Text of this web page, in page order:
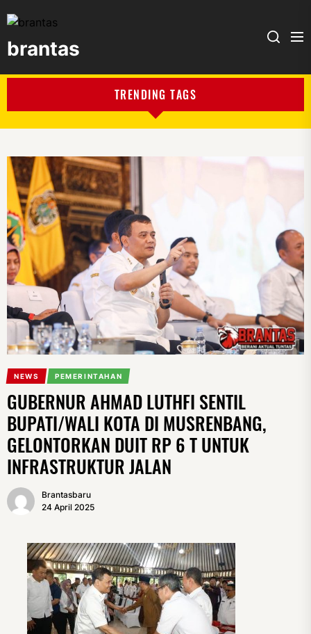
brantas
TRENDING TAGS
NEWS PEMERINTAHAN
GUBERNUR AHMAD LUTHFI SENTIL
BUPATI/WALI KOTA DI MUSRENBANG,
GELONTORKAN DUIT RP 6 T UNTUK
INFRASTRUKTUR JALAN
Brantasbaru
24 April 2025